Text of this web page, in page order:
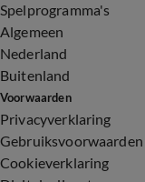
Spelprogramma's
Algemeen
Nederland
Buitenland
Voorwaarden
Privacyverklaring
Gebruiksvoorwaarden
Cookieverklaring